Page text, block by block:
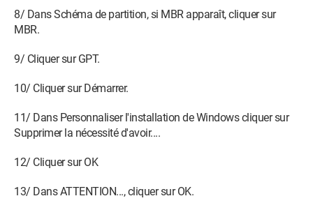
8/ Dans Schéma de partition, si MBR apparaît, cliquer sur
MBR.
9/ Cliquer sur GPT.
10/ Cliquer sur Démarrer.
11/ Dans Personnaliser l'installation de Windows cliquer sur
Supprimer la nécessité d'avoir....
12/ Cliquer sur OK
13/ Dans ATTENTION..., cliquer sur OK.